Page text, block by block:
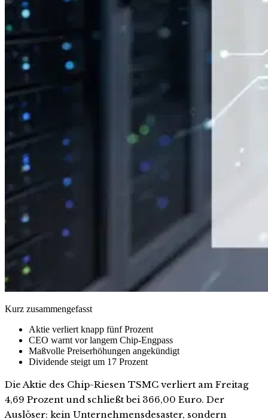
Kurz zusammengefasst
Aktie verliert knapp fünf Prozent
CEO warnt vor langem Chip-Engpass
Maßvolle Preiserhöhungen angekündigt
Dividende steigt um 17 Prozent
Die Aktie des Chip-Riesen TSMC verliert am Freitag
4,69 Prozent und schließt bei 366,00 Euro. Der
Auslöser: kein Unternehmensdesaster, sondern